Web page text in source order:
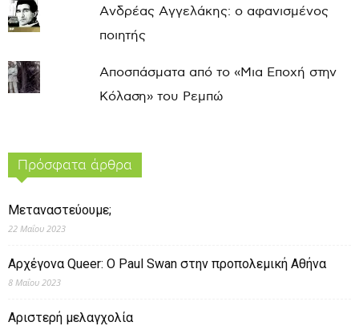
Ανδρέας Αγγελάκης: ο αφανισμένος
ποιητής
Αποσπάσματα από το «Μια Εποχή στην
Κόλαση» του Ρεμπώ
Πρόσφατα άρθρα
Μεταναστεύουμε;
22 Μαΐου 2023
Αρχέγονα Queer: O Paul Swan στην προπολεμική Αθήνα
8 Μαΐου 2023
Αριστερή μελαγχολία